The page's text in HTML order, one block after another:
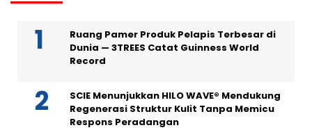
Ruang Pamer Produk Pelapis Terbesar di
Dunia — 3TREES Catat Guinness World
Record
SCIE Menunjukkan HILO WAVE® Mendukung
Regenerasi Struktur Kulit Tanpa Memicu
Respons Peradangan